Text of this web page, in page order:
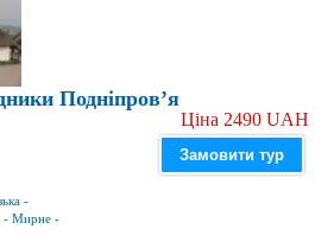
Подніпров’я
-
- Мирне -
Ціна 2490 UAH
Замовити тур